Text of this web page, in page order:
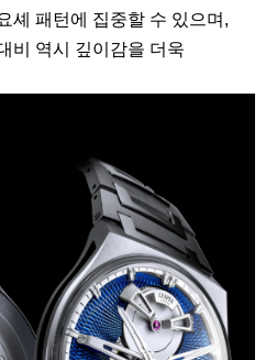
셰 패턴에 집중할 수 있으며,
비 역시 깊이감을 더욱